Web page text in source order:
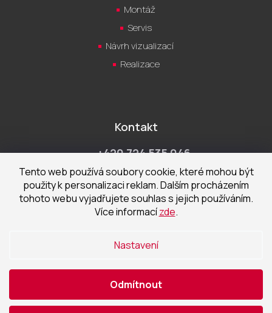
Tento web používá soubory cookie, které mohou být
použity k personalizaci reklam. Dalším procházením
tohoto webu vyjadřujete souhlas s jejich používáním.
Více informacízde.
Nastavení
Odmítnout
Montáž
Servis
Návrh vizualizací
Realizace
Kontakt
+420 724 535 046
Po-Pá 9:00 - 18:00 hod
obchod@cecetka.cz
370 01 České Budějovice
Vytvořil Shoptet